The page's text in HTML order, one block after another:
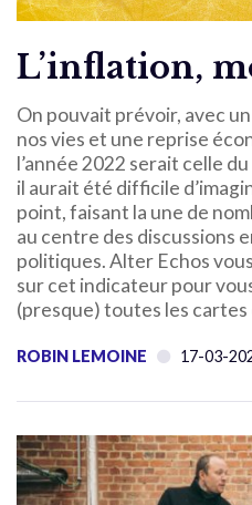
L’inflation,
On pouvait prévoir, avec
nos vies et une reprise
l’année 2022 serait celle
il aurait été difficile
point, faisant la une de
au centre des discussions
politiques. Alter Echos
sur cet indicateur pour
(presque) toutes les cartes
ROBIN LEMOINE 17-03-